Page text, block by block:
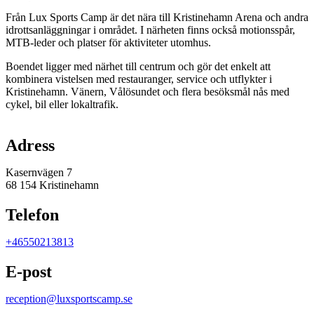
Från Lux Sports Camp är det nära till Kristinehamn Arena och andra
idrottsanläggningar i området. I närheten finns också motionsspår,
MTB-leder och platser för aktiviteter utomhus.
Boendet ligger med närhet till centrum och gör det enkelt att
kombinera vistelsen med restauranger, service och utflykter i
Kristinehamn. Vänern, Vålösundet och flera besöksmål nås med
cykel, bil eller lokaltrafik.
Adress
Kasernvägen 7
68 154 Kristinehamn
Telefon
+46550213813
E-post
reception@luxsportscamp.se